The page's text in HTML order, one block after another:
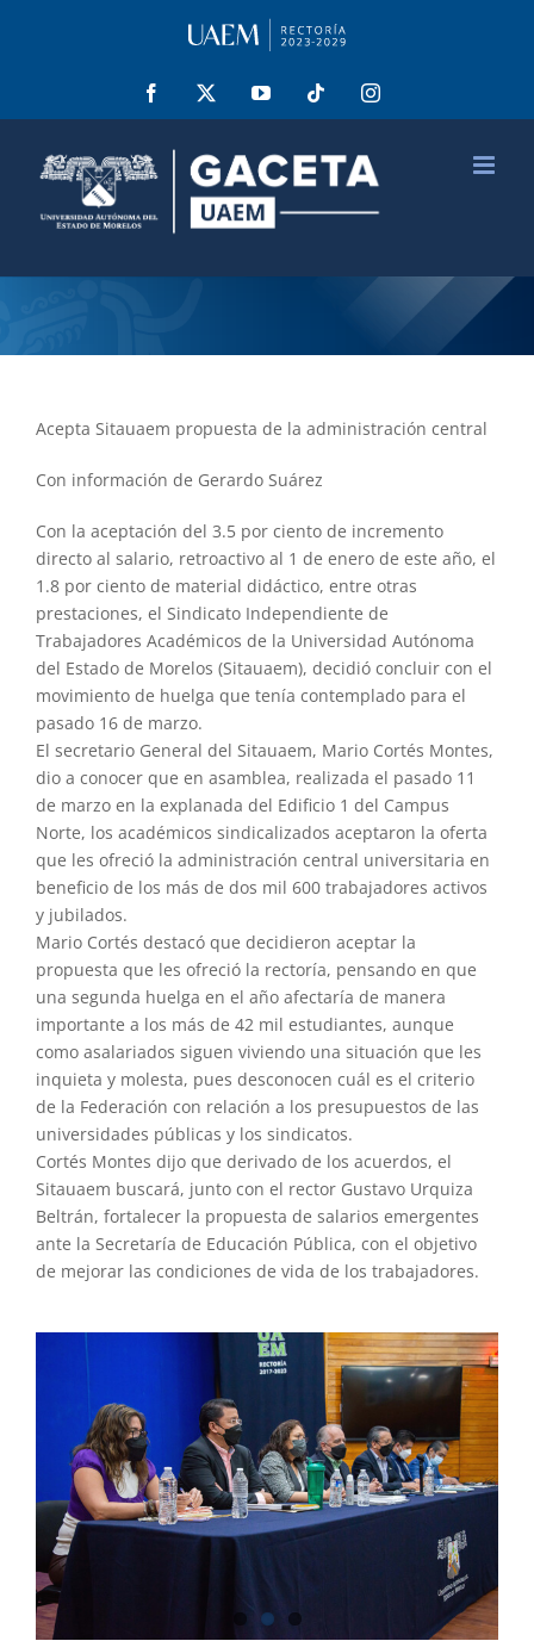
Facebook YouTube Tiktok Instagram
Acepta Sitauaem propuesta de la administración central
Con información de Gerardo Suárez
Con la aceptación del 3.5 por ciento de incremento
directo al salario, retroactivo al 1 de enero de este año, el
1.8 por ciento de material didáctico, entre otras
prestaciones, el Sindicato Independiente de
Trabajadores Académicos de la Universidad Autónoma
del Estado de Morelos (Sitauaem), decidió concluir con el
movimiento de huelga que tenía contemplado para el
pasado 16 de marzo.
El secretario General del Sitauaem, Mario Cortés Montes,
dio a conocer que en asamblea, realizada el pasado 11
de marzo en la explanada del Edificio 1 del Campus
Norte, los académicos sindicalizados aceptaron la oferta
que les ofreció la administración central universitaria en
beneficio de los más de dos mil 600 trabajadores activos
y jubilados.
Mario Cortés destacó que decidieron aceptar la
propuesta que les ofreció la rectoría, pensando en que
una segunda huelga en el año afectaría de manera
importante a los más de 42 mil estudiantes, aunque
como asalariados siguen viviendo una situación que les
inquieta y molesta, pues desconocen cuál es el criterio
de la Federación con relación a los presupuestos de las
universidades públicas y los sindicatos.
Cortés Montes dijo que derivado de los acuerdos, el
Sitauaem buscará, junto con el rector Gustavo Urquiza
Beltrán, fortalecer la propuesta de salarios emergentes
ante la Secretaría de Educación Pública, con el objetivo
de mejorar las condiciones de vida de los trabajadores.